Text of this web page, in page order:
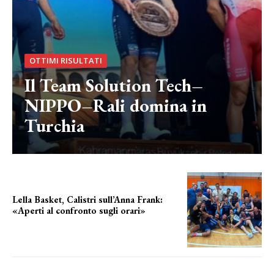
OTTIMI RISULTATI
Il Team Solution Tech–
NIPPO–Rali domina in
Turchia
Lella Basket, Calistri sull’Anna Frank:
«Aperti al confronto sugli orari»